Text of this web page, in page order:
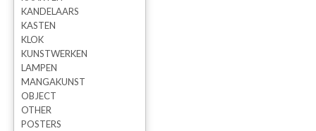
KANDELAARS
KASTEN
KLOK
KUNSTWERKEN
LAMPEN
MANGAKUNST
OBJECT
OTHER
POSTERS